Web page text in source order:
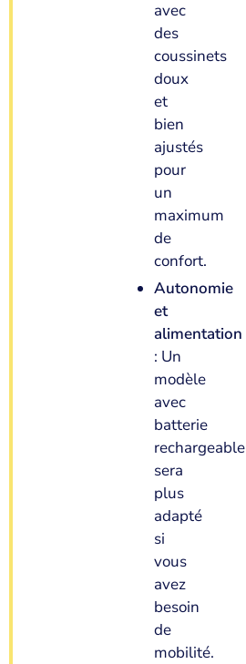
avec
des
coussinets
doux
et
bien
ajustés
pour
un
maximum
de
confort.
Autonomie
et
alimentation
: Un
modèle
avec
batterie
rechargeable
sera
plus
adapté
si
vous
avez
besoin
de
mobilité.